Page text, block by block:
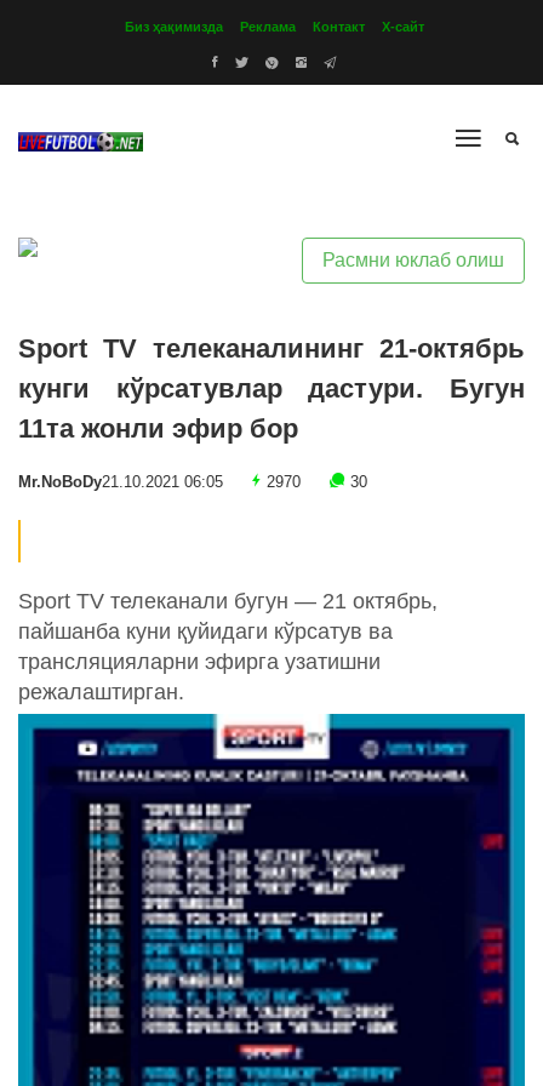
Биз ҳақимизда Реклама Контакт Х-сайт
Расмни юклаб олиш
Sport TV телеканалининг 21-октябрь
кунги кўрсатувлар дастури. Бугун
11та жонли эфир бор
Mr.NoBoDy21.10.2021 06:05 2970 30
Sport TV телеканали бугун — 21 октябрь,
пайшанба куни қуйидаги кўрсатув ва
трансляцияларни эфирга узатишни
режалаштирган.